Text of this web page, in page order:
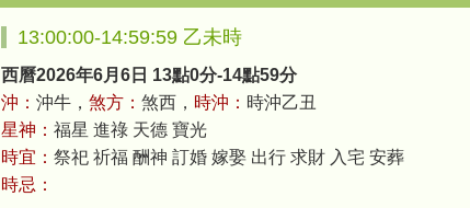
13:00:00-14:59:59 乙未時
西曆2026年6月6日 13點0分-14點59分
沖： 沖牛， 煞方： 煞西， 時沖： 時沖乙丑
星神： 福星 進祿 天德 寶光
時宜： 祭祀 祈福 酬神 訂婚 嫁娶 出行 求財 入宅 安葬
時忌：